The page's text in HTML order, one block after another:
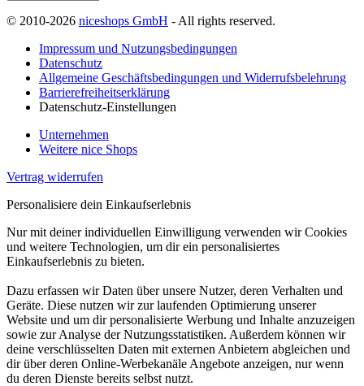
© 2010-2026 niceshops GmbH - All rights reserved.
Impressum und Nutzungsbedingungen
Datenschutz
Allgemeine Geschäftsbedingungen und Widerrufsbelehrung
Barrierefreiheitserklärung
Datenschutz-Einstellungen
Unternehmen
Weitere nice Shops
Vertrag widerrufen
Personalisiere dein Einkaufserlebnis
Nur mit deiner individuellen Einwilligung verwenden wir Cookies
und weitere Technologien, um dir ein personalisiertes
Einkaufserlebnis zu bieten.
Dazu erfassen wir Daten über unsere Nutzer, deren Verhalten und
Geräte. Diese nutzen wir zur laufenden Optimierung unserer
Website und um dir personalisierte Werbung und Inhalte anzuzeigen
sowie zur Analyse der Nutzungsstatistiken. Außerdem können wir
deine verschlüsselten Daten mit externen Anbietern abgleichen und
dir über deren Online-Werbekanäle Angebote anzeigen, nur wenn
du deren Dienste bereits selbst nutzt.